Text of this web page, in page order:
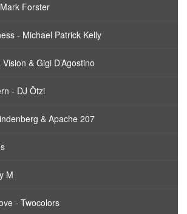
Forster
- Michael Patrick Kelly
& Gigi D’Agostino
- DJ Ötzi
& Apache 207
M
- Twocolors